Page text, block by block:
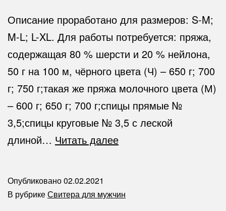
Описание проработано для размеров: S-M;
M-L; L-XL. Для работы потребуется: пряжа,
содержащая 80 % шерсти и 20 % нейлона,
50 г на 100 м, чёрного цвета (Ч) – 650 г; 700
г; 750 г;такая же пряжа молочного цвета (М)
– 600 г; 650 г; 700 г;спицы прямые №
3,5;спицы круговые № 3,5 с леской
длиной… Читать далееЧерно
для
Опубликовано02.02.2021
В рубрикеСвитера для мужчин